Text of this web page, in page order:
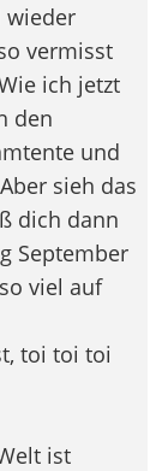
wieder
vermisst
ich jetzt
den
und
sieh das
dich dann
September
viel auf
toi toi toi
ist